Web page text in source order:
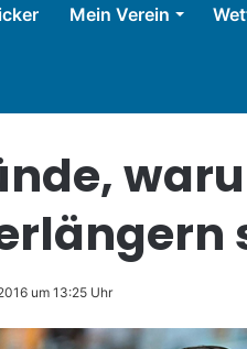
Mein Verein
um 13:25 Uhr